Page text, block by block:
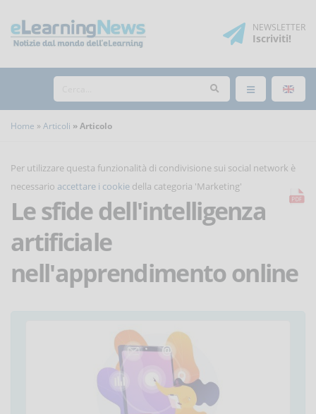
NEWSLETTER
Iscriviti!
Home Articoli Articolo
Per utilizzare questa funzionalità di condivisione sui social network è
necessario accettare i cookie della categoria 'Marketing'
Le sfide dell'intelligenza
artificiale
nell'apprendimento online